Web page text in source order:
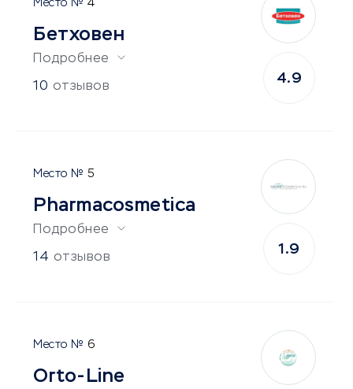
4
Бетховен
Подробнее
10 отзывов
4.9
5
Pharmacosmetica
Подробнее
14 отзывов
1.9
6
Orto-Line